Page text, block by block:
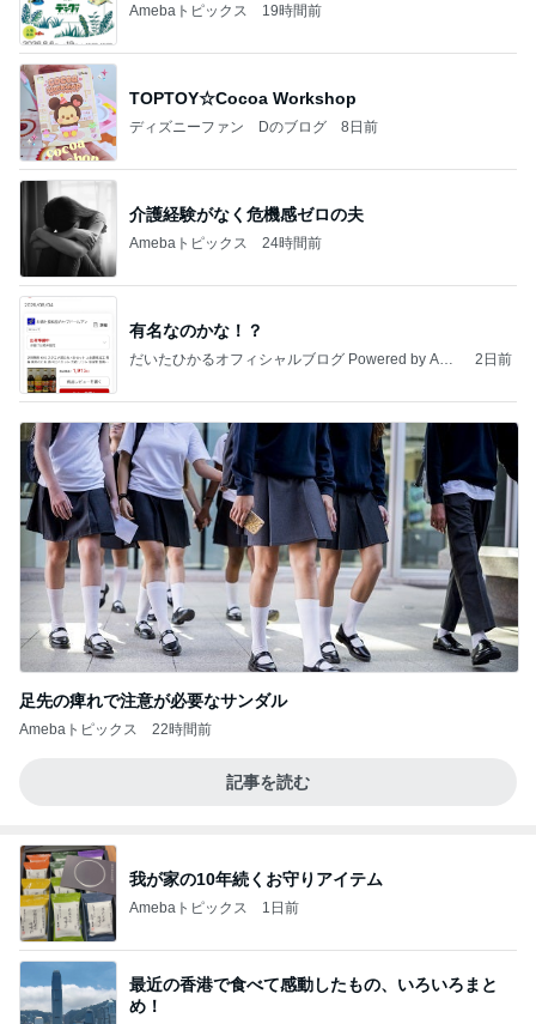
Amebaトピックス 19時間前
TOPTOY☆Cocoa Workshop
ディズニーファン Dのブログ 8日前
介護経験がなく危機感ゼロの夫
Amebaトピックス 24時間前
有名なのかな！？
だいたひかるオフィシャルブログ Powered by Ame
2日前
足先の痺れで注意が必要なサンダル
Amebaトピックス 22時間前
記事を読む
我が家の10年続くお守りアイテム
Amebaトピックス 1日前
最近の香港で食べて感動したもの、いろいろまと
め！